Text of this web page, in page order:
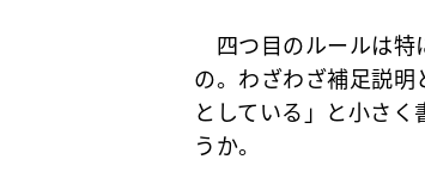
四つ目のルールは特
の。わざわざ補足説
としている」と小さ
うか。